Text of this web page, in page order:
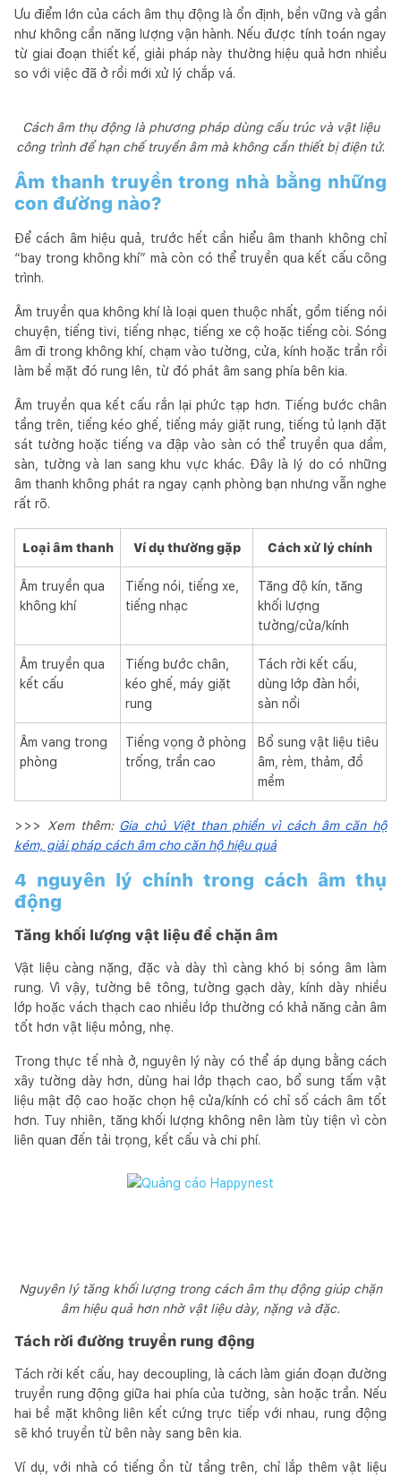
Ưu điểm lớn của cách âm thụ động là ổn định, bền vững và gần
như không cần năng lượng vận hành. Nếu được tính toán ngay
từ giai đoạn thiết kế, giải pháp này thường hiệu quả hơn nhiều
so với việc đã ở rồi mới xử lý chắp vá.
Cách âm thụ động là phương pháp dùng cấu trúc và vật liệu
công trình để hạn chế truyền âm mà không cần thiết bị điện tử.
Âm thanh truyền trong nhà bằng những
con đường nào?
Để cách âm hiệu quả, trước hết cần hiểu âm thanh không chỉ
“bay trong không khí” mà còn có thể truyền qua kết cấu công
trình.
Âm truyền qua không khí là loại quen thuộc nhất, gồm tiếng nói
chuyện, tiếng tivi, tiếng nhạc, tiếng xe cộ hoặc tiếng còi. Sóng
âm đi trong không khí, chạm vào tường, cửa, kính hoặc trần rồi
làm bề mặt đó rung lên, từ đó phát âm sang phía bên kia.
Âm truyền qua kết cấu rắn lại phức tạp hơn. Tiếng bước chân
tầng trên, tiếng kéo ghế, tiếng máy giặt rung, tiếng tủ lạnh đặt
sát tường hoặc tiếng va đập vào sàn có thể truyền qua dầm,
sàn, tường và lan sang khu vực khác. Đây là lý do có những
âm thanh không phát ra ngay cạnh phòng bạn nhưng vẫn nghe
rất rõ.
Loại âm thanh Ví dụ thường gặp Cách xử lý chính
Âm truyền qua
không khí
Tiếng nói, tiếng xe,
tiếng nhạc
Tăng độ kín, tăng
khối lượng
tường/cửa/kính
Âm truyền qua
kết cấu
Tiếng bước chân,
kéo ghế, máy giặt
rung
Tách rời kết cấu,
dùng lớp đàn hồi,
sàn nổi
Âm vang trong
phòng
Tiếng vọng ở phòng
trống, trần cao
Bổ sung vật liệu tiêu
âm, rèm, thảm, đồ
mềm
>>> Xem thêm: Gia chủ Việt than phiền vì cách âm căn hộ
kém, giải pháp cách âm cho căn hộ hiệu quả
4 nguyên lý chính trong cách âm thụ
động
Tăng khối lượng vật liệu để chặn âm
Vật liệu càng nặng, đặc và dày thì càng khó bị sóng âm làm
rung. Vì vậy, tường bê tông, tường gạch dày, kính dày nhiều
lớp hoặc vách thạch cao nhiều lớp thường có khả năng cản âm
tốt hơn vật liệu mỏng, nhẹ.
Trong thực tế nhà ở, nguyên lý này có thể áp dụng bằng cách
xây tường dày hơn, dùng hai lớp thạch cao, bổ sung tấm vật
liệu mật độ cao hoặc chọn hệ cửa/kính có chỉ số cách âm tốt
hơn. Tuy nhiên, tăng khối lượng không nên làm tùy tiện vì còn
liên quan đến tải trọng, kết cấu và chi phí.
Nguyên lý tăng khối lượng trong cách âm thụ động giúp chặn
âm hiệu quả hơn nhờ vật liệu dày, nặng và đặc.
Tách rời đường truyền rung động
Tách rời kết cấu, hay decoupling, là cách làm gián đoạn đường
truyền rung động giữa hai phía của tường, sàn hoặc trần. Nếu
hai bề mặt không liên kết cứng trực tiếp với nhau, rung động
sẽ khó truyền từ bên này sang bên kia.
Ví dụ, với nhà có tiếng ồn từ tầng trên, chỉ lắp thêm vật liệu